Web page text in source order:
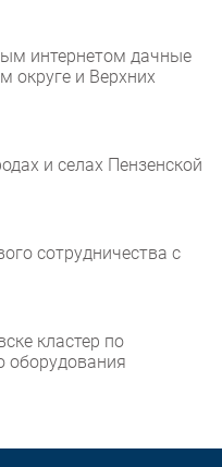
интернетом дачные
округе и Верхних
и селах Пензенской
сотрудничества с
кластер по
оборудования